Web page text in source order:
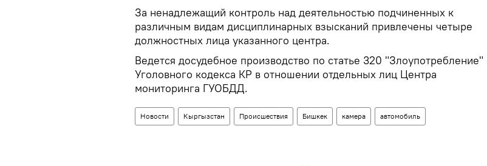
За ненадлежащий контроль над деятельностью подчиненных к
различным видам дисциплинарных взысканий привлечены четыре
должностных лица указанного центра.
Ведется досудебное производство по статье 320 "Злоупотребление"
Уголовного кодекса КР в отношении отдельных лиц Центра
мониторинга ГУОБДД.
Новости Кыргызстан Происшествия Бишкек камера автомобиль